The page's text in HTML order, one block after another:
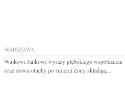
WARSZAWA
Wujkowi Jankowi wyrazy głębokiego współczucia
oraz słowa otuchy po śmierci Żony składają...